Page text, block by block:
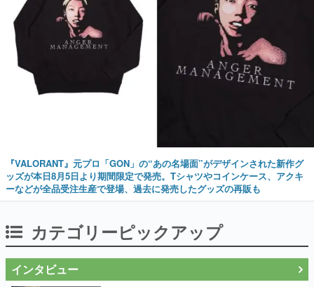
『VALORANT』元プロ「GON」の“あの名場面”がデザインされた新作グ
ッズが本日8月5日より期間限定で発売。Tシャツやコインケース、アクキ
ーなどが全品受注生産で登場、過去に発売したグッズの再販も
カテゴリーピックアップ
インタビュー